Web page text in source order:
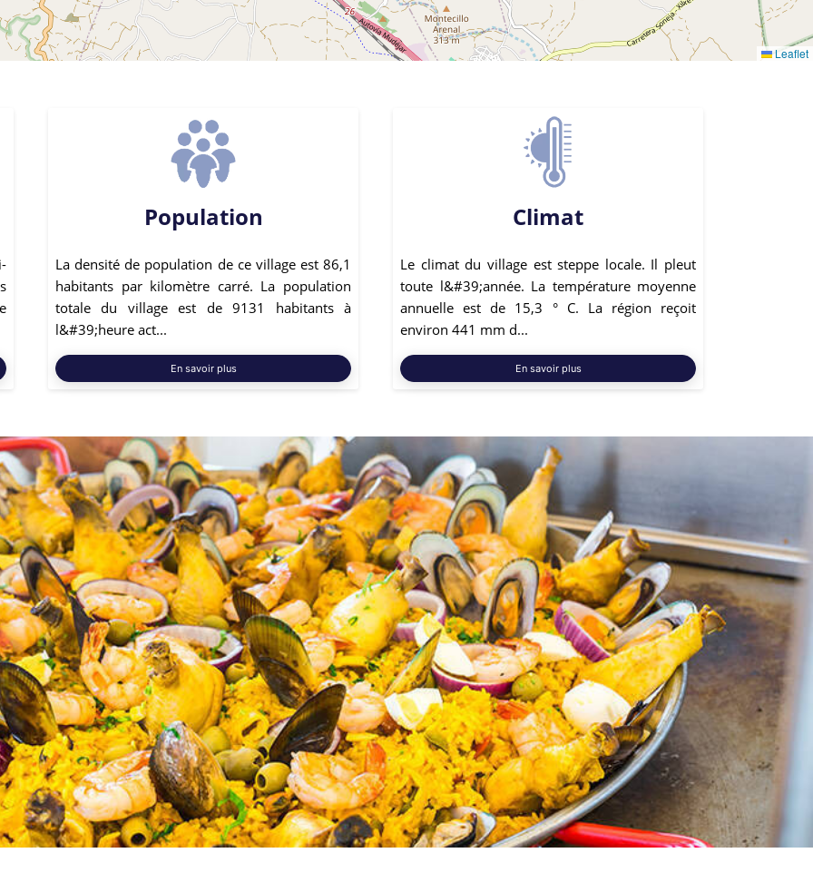
Leaflet
Population
La densité de population de ce village est 86,1
habitants par kilomètre carré. La population
totale du village est de 9131 habitants à
l&#39;heure act...
En savoir plus
Climat
Le climat du village est steppe locale. Il pleut
toute l&#39;année. La température moyenne
annuelle est de 15,3 ° C. La région reçoit
environ 441 mm d...
En savoir plus